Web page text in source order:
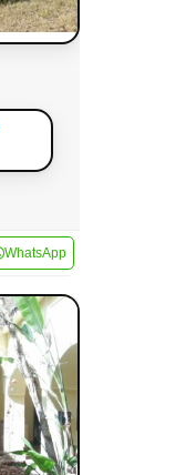
WhatsApp